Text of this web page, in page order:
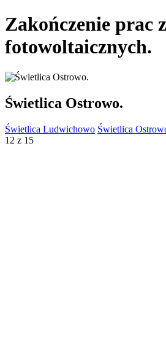
Zakończenie prac
fotowoltaicznych.
Świetlica Ostrowo.
Świetlica Ludwichowo Świetlica
12 z 15